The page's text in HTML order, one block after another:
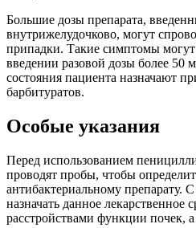
Большие дозы препарата,
внутрижелудочково, могут
припадки. Такие симптомы могут
введении разовой дозы более 50
состояния пациента назначают
барбитуратов.
Особые указания
Перед использованием
проводят пробы, чтобы
антибактериальному препарату.
назначать данное лекарственное
расстройствами функции почек,